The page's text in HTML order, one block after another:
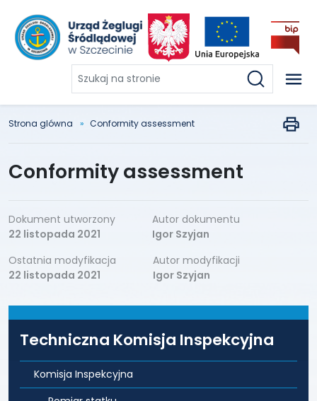
Szukaj
na
stronie
Strona glówna Conformity assessment
Conformity assessment
Dokument utworzony
22 listopada 2021
Autor dokumentu
Igor Szyjan
Ostatnia modyfikacja
22 listopada 2021
Autor modyfikacji
Igor Szyjan
Techniczna Komisja Inspekcyjna
Komisja Inspekcyjna